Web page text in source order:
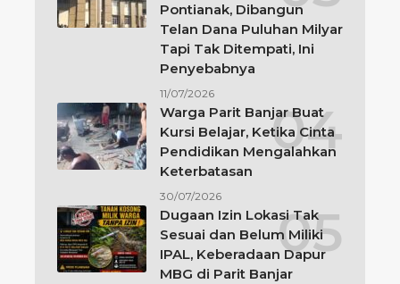
Pontianak, Dibangun
Telan Dana Puluhan Milyar
Tapi Tak Ditempati, Ini
Penyebabnya
11/07/2026
Warga Parit Banjar Buat
Kursi Belajar, Ketika Cinta
Pendidikan Mengalahkan
Keterbatasan
30/07/2026
Dugaan Izin Lokasi Tak
Sesuai dan Belum Miliki
IPAL, Keberadaan Dapur
MBG di Parit Banjar